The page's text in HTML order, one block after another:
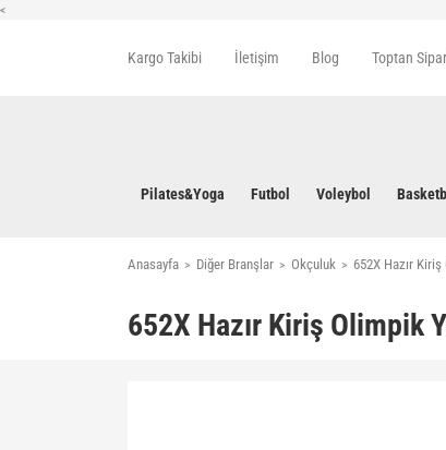
<
Kargo Takibi İletişim Blog Toptan
Pilates&Yoga Futbol Voleybol
Anasayfa Diğer Branşlar Okçuluk 652X Hazır Kiriş
652X Hazır Kiriş Olimpik